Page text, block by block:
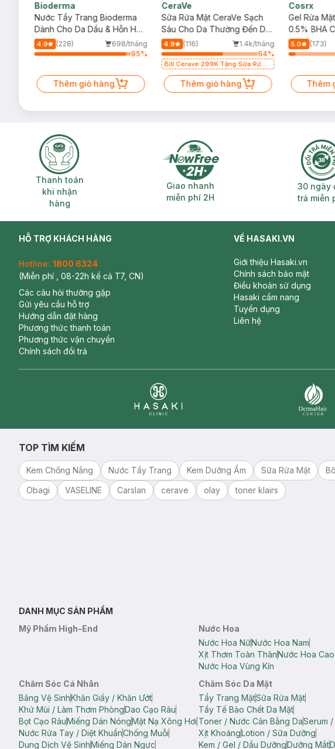
Bioderma
Nước Tẩy Trang Bioderma
Dành Cho Da Dầu & Hỗn Hợp
500ml
4.9 (228)
698/tháng
95%
Thêm giỏ hàng
CeraVe
Sữa Rửa Mặt CeraVe Sạch
Sâu Cho Da Thường Đến Da
Dầu 473ml
4.9 (116)
1.4k/tháng
64%
Bill Cerave 299K Tặng Sữa Rửa
Mặt Cerave 30ml (SL có hạn)
Thêm giỏ hàng
Cosrx
Gel Rửa
0.5% BHA
150ml
5.0
(173)
Thêm
Thanh toán khi nhận hàng
Thanh toán
khi nhận
hàng
Giao nhanh miễn phí 2H
Giao nhanh
miễn phí 2H
30
30 ngày
trả miễn
HỖ TRỢ KHÁCH HÀNG
Hotline: 1800 6324
(Miễn phí , 08-22h kể cả T7, CN)
Các câu hỏi thường gặp
Gửi yêu cầu hỗ trợ
Hướng dẫn đặt hàng
Phương thức thanh toán
Phương thức vận chuyển
Chính sách đổi trả
VỀ HASAKI.VN
Giới thiệu Hasaki.vn
Chính sách bảo mật
Điều khoản sử dụng
Hasaki cẩm nang
Tuyển dụng
Liên hệ
TOP TÌM KIẾM
Kem Chống Nắng Nước Tẩy Trang Kem Dưỡng Ẩm Sữa Rửa Mặt
Obagi
VASELINE Carslan cerave olay toner klairs
DANH MỤC SẢN PHẨM
Mỹ Phẩm High-End
Nước Hoa
Nước Hoa NữNước Hoa Nam
Xịt Thơm Toàn ThânNước Hoa
Nước Hoa Vùng Kín
Chăm Sóc Cá Nhân
Băng Vệ SinhKhăn Giấy / Khăn Ướt
Khử Mùi / Làm Thơm PhòngDao Cạo Râu
Bọt Cạo RâuMiếng Dán NóngMặt Nạ Xông Hơi
Nước Rửa Tay / Diệt KhuẩnChống Muỗi
Dung Dịch Vệ SinhMiếng Dán Ngực
Chăm Sóc Da Mặt
Tẩy Trang MặtSữa Rửa Mặt
Tẩy Tế Bào Chết Da Mặt
Toner / Nước Cân Bằng DaSerum
Xịt KhoángLotion / Sữa Dưỡng
Kem / Gel / Dầu DưỡngDưỡng Mắt